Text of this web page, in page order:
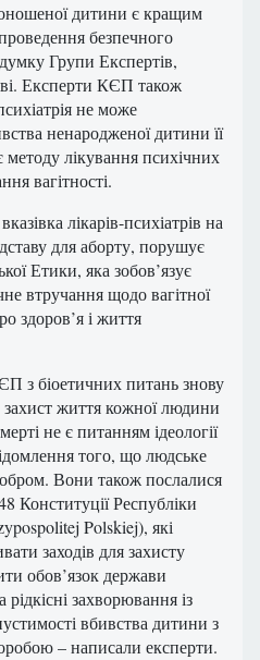
дитини є кращим
безпечного
Групи Експертів,
Експерти КЄП також
не може
ненародженої дитини її
лікування психічних
вагітності.
лікарів-психіатрів на
для аборту, порушує
Етики, яка зобов’язує
втручання щодо вагітної
здоров’я і життя
з біоетичних питань знову
життя кожної людини
не є питанням ідеології
того, що людське
Вони також послалися
Конституції Республіки
Polskiej), які
заходів для захисту
обов’язок держави
захворювання із
вбивства дитини з
– написали експерти.